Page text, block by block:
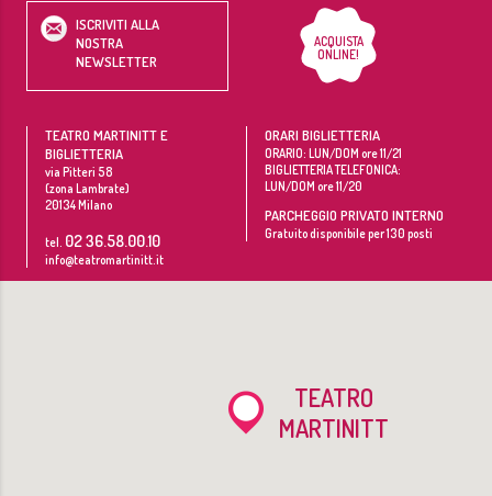
ISCRIVITI ALLA
NOSTRA
NEWSLETTER
ACQUISTA
ONLINE!
TEATRO MARTINITT E
BIGLIETTERIA
via Pitteri 58
(zona Lambrate)
20134Milano
tel. 02 36.58.00.10
info@teatromartinitt.it
ORARI BIGLIETTERIA
ORARIO: LUN/DOM ore 11/21
BIGLIETTERIA TELEFONICA:
LUN/DOM ore 11/20
PARCHEGGIO PRIVATO INTERNO
Gratuito disponibile per 130 posti
TEATRO
MARTINITT